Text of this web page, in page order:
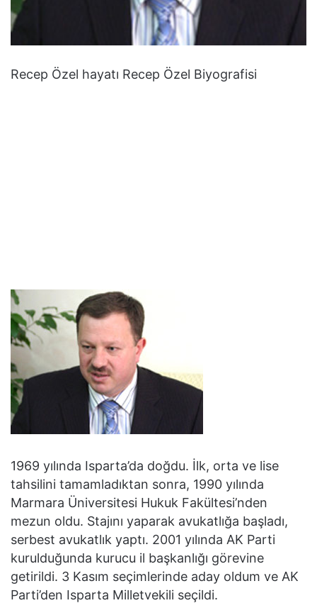
Recep Özel hayatı Recep Özel Biyografisi
1969 yılında Isparta’da doğdu. İlk, orta ve lise
tahsilini tamamladıktan sonra, 1990 yılında
Marmara Üniversitesi Hukuk Fakültesi’nden
mezun oldu. Stajını yaparak avukatlığa başladı,
serbest avukatlık yaptı. 2001 yılında AK Parti
kurulduğunda kurucu il başkanlığı görevine
getirildi. 3 Kasım seçimlerinde aday oldum ve AK
Parti’den Isparta Milletvekili seçildi.